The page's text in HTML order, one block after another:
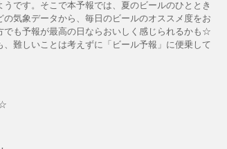
です。そこで本予報では、夏のビールのひととき
気象データから、毎日のビールのオススメ度をお
も予報が最高の日ならおいしく感じられるかも☆
難しいことは考えずに「ビール予報」に便乗して